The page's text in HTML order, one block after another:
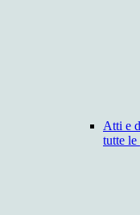
Atti e
tutte le